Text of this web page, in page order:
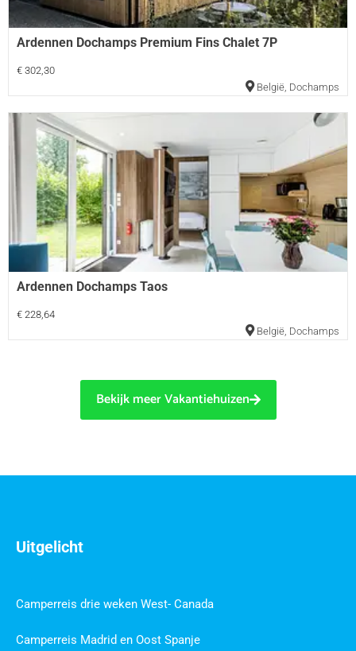
Ardennen Dochamps Premium Fins Chalet 7P
€ 302,30
België Dochamps
Ardennen Dochamps Taos
€ 228,64
België Dochamps
Bekijk meer Vakantiehuizen
Uitgelicht
Camperreis drie weken West- Canada
Camperreis Madrid en Oost Spanje